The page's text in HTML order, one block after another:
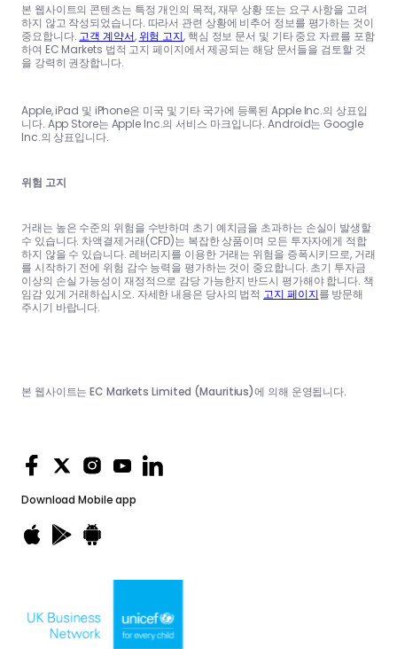
본 웹사이트의 콘텐츠는 특정 개인의 목적, 재무 상황 또는 요구 사항을 고려
하지 않고 작성되었습니다. 따라서 관련 상황에 비추어 정보를 평가하는 것이
중요합니다. 고객 계약서,위험 고지, 핵심 정보 문서 및 기타 중요 자료를 포함
하여 EC Markets 법적 고지 페이지에서 제공되는 해당 문서들을 검토할 것
을 강력히 권장합니다.
Apple, iPad 및 iPhone은 미국 및 기타 국가에 등록된 Apple Inc.의 상표입
니다. App Store는 Apple Inc.의 서비스 마크입니다. Android는 Google
Inc.의 상표입니다.
위험 고지
거래는 높은 수준의 위험을 수반하며 초기 예치금을 초과하는 손실이 발생할
수 있습니다. 차액결제거래(CFD)는 복잡한 상품이며 모든 투자자에게 적합
하지 않을 수 있습니다. 레버리지를 이용한 거래는 위험을 증폭시키므로, 거래
를 시작하기 전에 위험 감수 능력을 평가하는 것이 중요합니다. 초기 투자금
이상의 손실 가능성이 재정적으로 감당 가능한지 반드시 평가해야 합니다. 책
임감 있게 거래하십시오. 자세한 내용은 당사의 법적 고지 페이지를 방문해
주시기 바랍니다.
Download Mobile app
본 웹사이트는 EC Markets Limited (Mauritius)에 의해 운영됩니다.